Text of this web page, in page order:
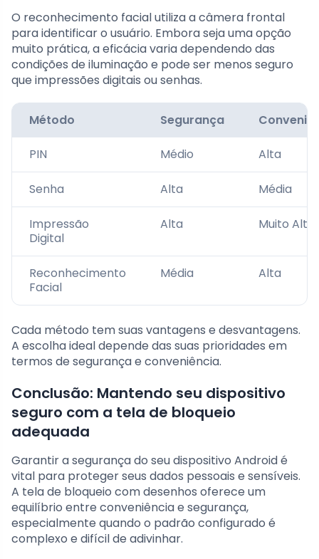
O reconhecimento facial utiliza a câmera frontal
para identificar o usuário. Embora seja uma opção
muito prática, a eficácia varia dependendo das
condições de iluminação e pode ser menos seguro
que impressões digitais ou senhas.
Método Segurança
PIN Médio Alta
Senha Alta Média
Impressão
Digital
Alta Muito Alta
Reconhecimento
Facial
Média Alta
Cada método tem suas vantagens e desvantagens.
A escolha ideal depende das suas prioridades em
termos de segurança e conveniência.
Conclusão: Mantendo seu dispositivo
seguro com a tela de bloqueio
adequada
Garantir a segurança do seu dispositivo Android é
vital para proteger seus dados pessoais e sensíveis.
A tela de bloqueio com desenhos oferece um
equilíbrio entre conveniência e segurança,
especialmente quando o padrão configurado é
complexo e difícil de adivinhar.